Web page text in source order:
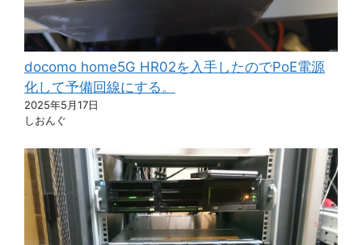
docomo home5G HR02を入手したのでPoE電源
化して予備回線にする。
2025年5月17日
しおんぐ